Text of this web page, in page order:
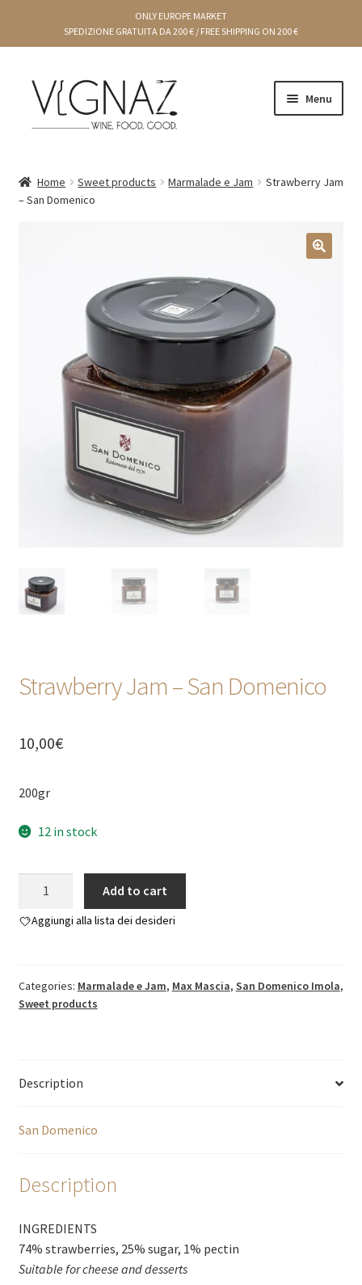
ONLY EUROPE MARKET
SPEDIZIONE GRATUITA DA 200 € / FREE SHIPPING ON 200 €
Menu
Gift Ideas
Creams and preserves
Extra EU / Contact
Home Sweet products Marmalade e Jam
Strawberry Jam
– San Domenico
Strawberry Jam – San Domenico
10,00€
200gr
12 in stock
-
quantity
Add to cart
Aggiungi alla lista dei desideri
Categories: Marmalade e Jam, Max Mascia, San Domenico Imola,
Sweet products
Description
San Domenico
Description
INGREDIENTS
74% strawberries, 25% sugar, 1% pectin
Suitable for cheese and desserts